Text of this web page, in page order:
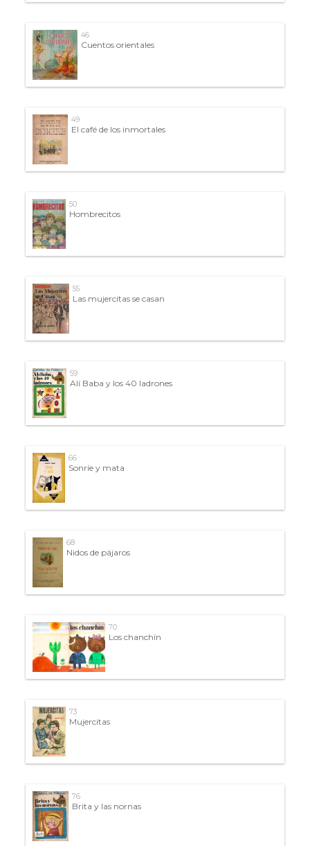
46
Cuentos orientales
49
El café de los inmortales
50
Hombrecitos
55
Las mujercitas se casan
59
Alí Baba y los 40 ladrones
66
Sonríe y mata
68
Nidos de pájaros
70
Los chanchín
73
Mujercitas
76
Brita y las nornas